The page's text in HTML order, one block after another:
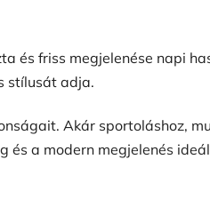
és friss megjelenése napi
stílusát adja.
Akár sportoláshoz,
a modern megjelenés